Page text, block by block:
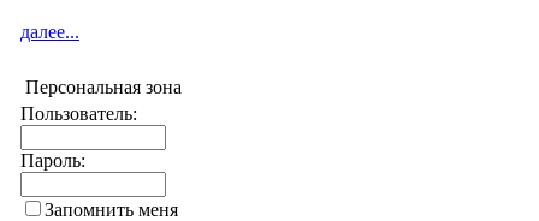
далее...
Персональная зона
Пользователь:
Пароль:
Запомнить меня